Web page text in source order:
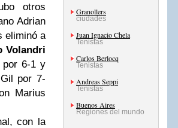
otros
Adrian
eliminó a
Volandri
por 6-1 y
por 7-
Marius
con la
Granollers
ciudades
Juan Ignacio Chela
Tenistas
Carlos Berlocq
Tenistas
Andreas Seppi
Tenistas
Buenos Aires
Regiones del mundo